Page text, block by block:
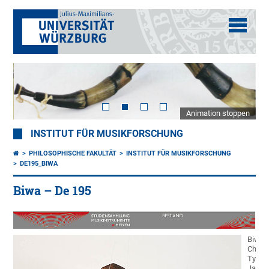
Animation stoppen
INSTITUT FÜR MUSIKFORSCHUNG
PHILOSOPHISCHE FAKULTÄT
INSTITUT FÜR MUSIKFORSCHUNG
DE195_BIWA
Biwa – De 195
Biwa,
Typ.